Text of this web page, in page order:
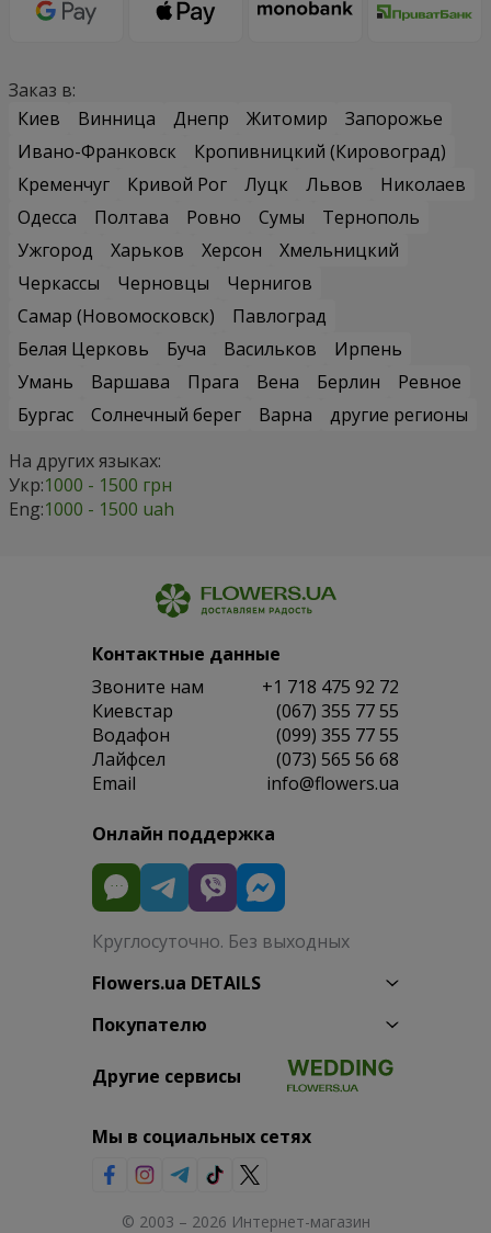
Заказ в:
Киев
Винница Днепр Житомир
Запорожье
Ивано-Франковск
Кропивницкий (Кировоград)
Кременчуг
Кривой Рог Луцк Львов
Николаев
Одесса
Полтава Ровно Сумы
Тернополь
Ужгород
Харьков Херсон
Хмельницкий
Черкассы
Черновцы
Чернигов
Самар (Новомосковск)
Павлоград
Белая Церковь
Буча Васильков
Ирпень
Умань
Варшава Прага Вена Берлин
Ревное
Бургас
Солнечный берег Варна
другие регионы
На других языках:
Укр:1000 - 1500 грн
Eng:1000 - 1500 uah
Контактные данные
Звоните нам
+1 718 475 92 72
Киевстар
(067) 355 77 55
Водафон
(099) 355 77 55
Лайфсел
(073) 565 56 68
Email
info@flowers.ua
Онлайн поддержка
Круглосуточно. Без выходных
Flowers.ua DETAILS
Покупателю
Другие сервисы
Мы в социальных сетях
© 2003 – 2026 Интернет-магазин